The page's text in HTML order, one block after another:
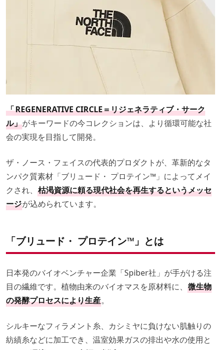
「REGENERATIVE CIRCLE＝リジェネラティブ・サーク
ル」がキーワードの今コレクションは、より循環可能な社
会の実現を目指して開発。
ザ・ノース・フェイスの代表的プロダクトが、革新的なタ
ンパク質素材「ブリュード・ プロテイン™️」によってメイ
クされ、 枯渇資源に頼る現代社会を再生するというメッセ
ージが込められています。
「ブリュード・ プロテイン™️」とは
日本発のバイオベンチャー企業「Spiber社」が手がける注
目の繊維です。植物由来のバイオマスを原材料に、 微生物
の発酵プロセスにより生産。
シルキーなフィラメント糸、カシミヤに負けない肌触りの
紡績糸などに加工でき、温室効果ガスの排出や水の使用と